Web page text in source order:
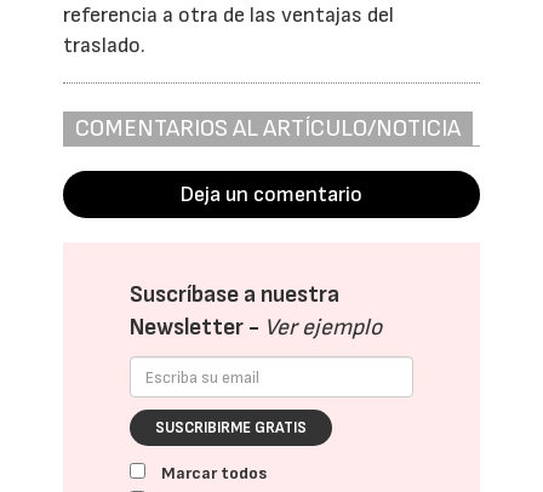
referencia a otra de las ventajas del
traslado.
COMENTARIOS AL ARTÍCULO/NOTICIA
Deja un comentario
Suscríbase a nuestra
Newsletter - Ver ejemplo
SUSCRIBIRME GRATIS
Marcar todos